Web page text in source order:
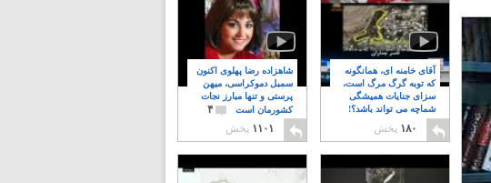
شاهزاده رضا پهلوی اکنون
سمبل دموکراسی، میهن
پرستی و تنها مبارز نجات
کشورمان است
۴
۱۱۰۱ پخش
آقای خامنه ای، همانگونه
که توبه گرگ مرگ است،
سزای جنایات همیشگی
شماچه می تواند باشد؟!
۸
۱۸۰ پخش